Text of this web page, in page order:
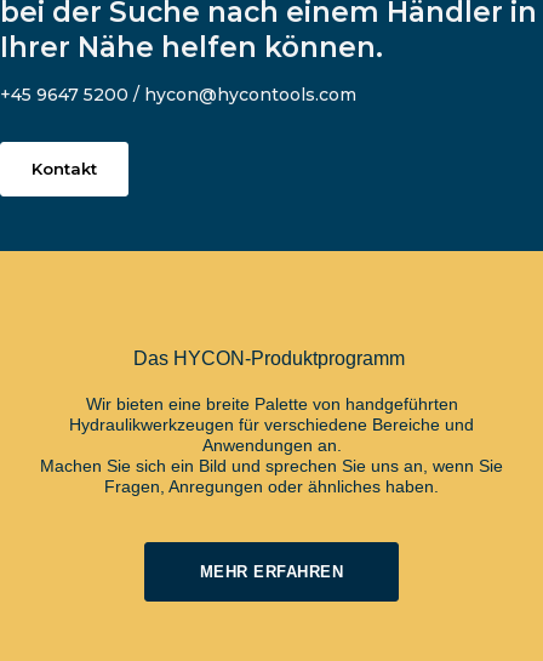
bei der Suche nach einem Händler in
Ihrer Nähe helfen können.
+45 9647 5200 / hycon@hycontools.com
Kontakt
Das HYCON-Produktprogramm
Wir bieten eine breite Palette von handgeführten
Hydraulikwerkzeugen für verschiedene Bereiche und
Anwendungen an.
Machen Sie sich ein Bild und sprechen Sie uns an, wenn Sie
Fragen, Anregungen oder ähnliches haben.
MEHR ERFAHREN